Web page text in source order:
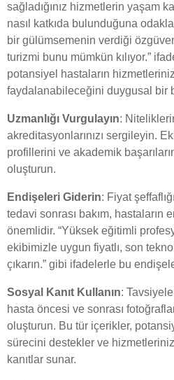
sağladığınız hizmetlerin yaşam
nasıl katkıda bulunduğuna
bir gülümsemenin verdiği
turizmi bunu mümkün kılıyor.”
potansiyel hastaların
faydalanabileceğini duygusal bir
Uzmanlığı Vurgulayın:
akreditasyonlarınızı sergileyin.
profillerini ve akademik
oluşturun.
Endişeleri Giderin: Fiyat
tedavi sonrası bakım, hastaların
önemlidir. “Yüksek eğitimli
ekibimizle uygun fiyatlı, son
çıkarın.” gibi ifadelerle bu
Sosyal Kanıt Kullanın:
hasta öncesi ve sonrası
oluşturun. Bu tür içerikler,
sürecini destekler ve
kanıtlar sunar.